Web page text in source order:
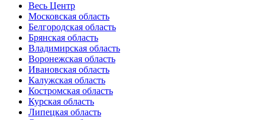
Весь Центр
Московская область
Белгородская область
Брянская область
Владимирская область
Воронежская область
Ивановская область
Калужская область
Костромская область
Курская область
Липецкая область